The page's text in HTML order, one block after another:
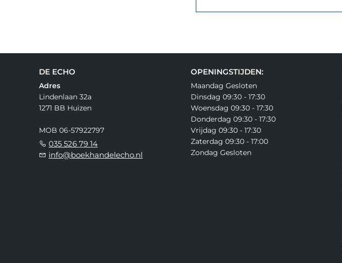
DE ECHO
Adres
Lindenlaan 32a
1271 BB Huizen
MOB 06-57922797
035 526 79 14
info@boekhandelecho.nl
OPENINGSTIJDEN:
Maandag Gesloten
Dinsdag 09:30 - 17:30
Woensdag 09:30 - 17:30
Donderdag 09:30 - 17:30
Vrijdag 09:30 - 17:30
Zaterdag 09:30 - 17:00
Zondag Gesloten